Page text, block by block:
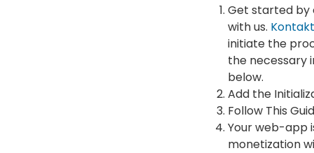
Get started by
with us.
initiate the
the necessary
below.
Add the
Follow This
Your web-app
monetization